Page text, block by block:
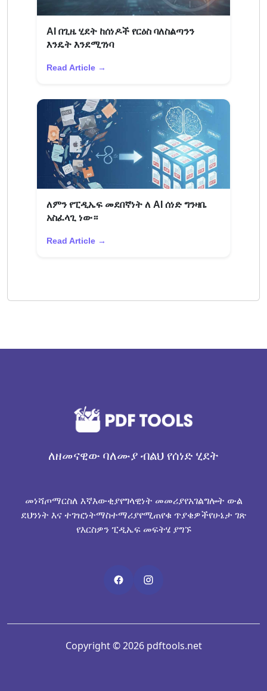
AI በጊዜ ሂደት ከሰነዶች የርዕስ ባለስልጣንን
እንዴት እንደሚገነባ
Read Article →
ለምን የፒዲኤፍ መደበኛነት ለ AI ሰነድ ግንዛቤ
አስፈላጊ ነው።
Read Article →
ለዘመናዊው ባለሙያ ብልህ የሰነድ ሂደት
መነሻጦማርስለ እኛእውቂያየግላዊነት መመሪያየአገልግሎት ውል
ደህንነት እና ተገዢነትማስተማሪያየሚጠየቁ ጥያቄዎችየሁኔታ ገጽ
የእርስዎን ፒዲኤፍ መፍትሄ ያግኙ
Copyright © 2026 pdftools.net